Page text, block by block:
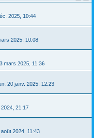
2025, 10:44
2025, 10:08
mars 2025, 11:36
20 janv. 2025, 12:23
21:17
2024, 11:43